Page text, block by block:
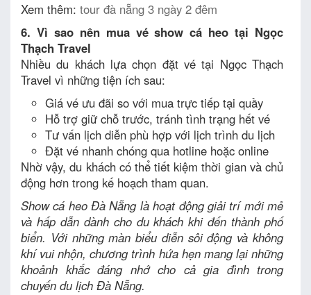
Xem thêm: tour đà nẵng 3 ngày 2 đêm
6. Vì sao nên mua vé show cá heo tại Ngọc
Thạch Travel
Nhiều du khách lựa chọn đặt vé tại Ngọc Thạch
Travel vì những tiện ích sau:
Giá vé ưu đãi so với mua trực tiếp tại quầy
Hỗ trợ giữ chỗ trước, tránh tình trạng hết vé
Tư vấn lịch diễn phù hợp với lịch trình du lịch
Đặt vé nhanh chóng qua hotline hoặc online
Nhờ vậy, du khách có thể tiết kiệm thời gian và chủ
động hơn trong kế hoạch tham quan.
Show cá heo Đà Nẵng là hoạt động giải trí mới mẻ
và hấp dẫn dành cho du khách khi đến thành phố
biển. Với những màn biểu diễn sôi động và không
khí vui nhộn, chương trình hứa hẹn mang lại những
khoảnh khắc đáng nhớ cho cả gia đình trong
chuyến du lịch Đà Nẵng.